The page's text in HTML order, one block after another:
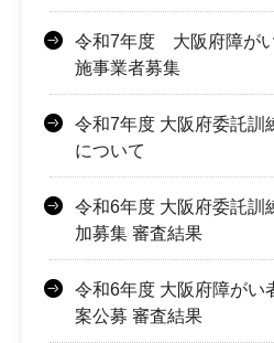
令和7年度 大阪府障が
施事業者募集
令和7年度 大阪府委託訓
について
令和6年度 大阪府委託訓
加募集 審査結果
令和6年度 大阪府障がい
案公募 審査結果